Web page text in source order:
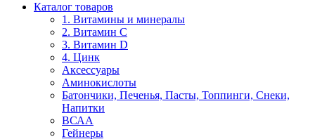
Каталог товаров
1. Витамины и минералы
2. Витамин С
3. Витамин D
4. Цинк
Аксессуары
Аминокислоты
Батончики, Печенья, Пасты, Топпинги, Снеки,
Напитки
ВСАА
Гейнеры